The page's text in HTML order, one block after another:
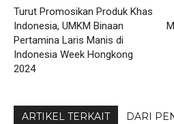
Turut Promosikan Produk Khas
Indonesia, UMKM Binaan
Pertamina Laris Manis di
Indonesia Week Hongkong
2024
ARTIKEL TERKAIT DARI